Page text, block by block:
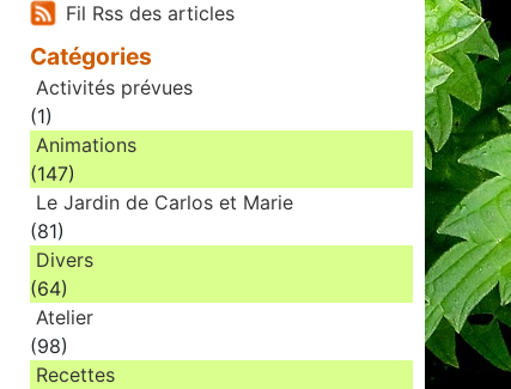
Fil Rss des articles
Catégories
Activités prévues
(1)
Animations
(147)
Le Jardin de Carlos et Marie
(81)
Divers
(64)
Atelier
(98)
Recettes